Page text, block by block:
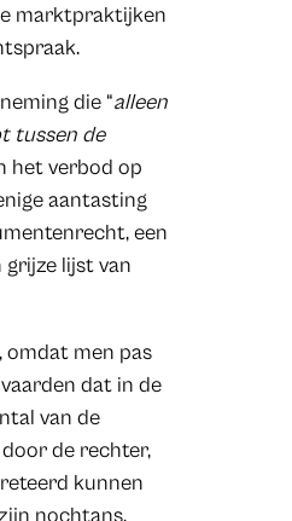
marktpraktijken
die “alleen
tussen de
het verbod op
aantasting
een
lijst van
omdat men pas
dat in de
van de
de rechter,
kunnen
nochtans,